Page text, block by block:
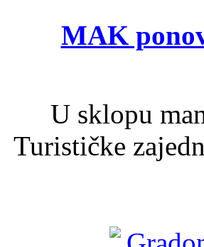
MAK
U sklopu
Turističke